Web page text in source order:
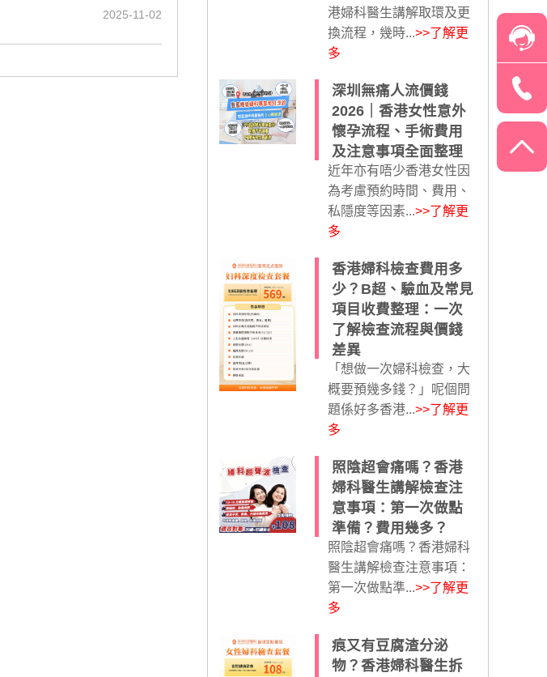
2025-11-02
港婦科醫生講解取環及更
換流程，幾時...>>了解更
多
深圳無痛人流價錢
2026｜香港女性意外
懷孕流程、手術費用
及注意事項全面整理
近年亦有唔少香港女性因
為考慮預約時間、費用、
私隱度等因素...>>了解更
多
香港婦科檢查費用多
少？B超、驗血及常見
項目收費整理：一次
了解檢查流程與價錢
差異
「想做一次婦科檢查，大
概要預幾多錢？」呢個問
題係好多香港...>>了解更
多
照陰超會痛嗎？香港
婦科醫生講解檢查注
意事項：第一次做點
準備？費用幾多？
照陰超會痛嗎？香港婦科
醫生講解檢查注意事項：
第一次做點準...>>了解更
多
痕又有豆腐渣分泌
物？香港婦科醫生拆